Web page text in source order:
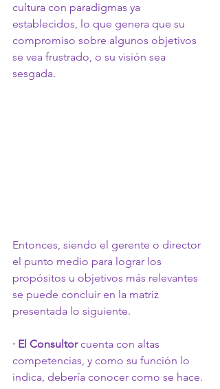
cultura con paradigmas ya
establecidos, lo que genera que su
compromiso sobre algunos objetivos
se vea frustrado, o su visión sea
sesgada.
Entonces, siendo el gerente o director
el punto medio para lograr los
propósitos u objetivos más relevantes
se puede concluir en la matriz
presentada lo siguiente.
· El Consultor cuenta con altas
competencias, y como su función lo
indica, debería conocer como se hace.